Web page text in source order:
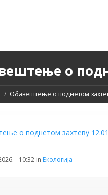
о
Обавештење о поднетом
о поднетом захтеву
- 10:32 in Екологија